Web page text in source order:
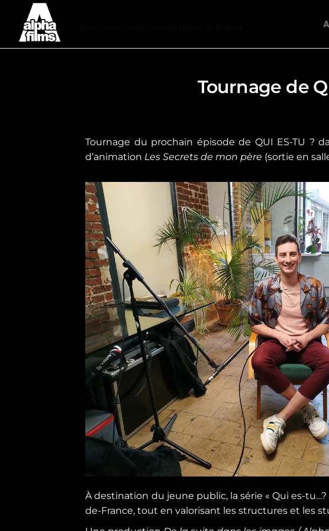
Tournage de
Tournage du prochain épisode de QUI ES-TU ?
d’animation Les Secrets de mon père (sortie en
À destination du jeune public, la série « Qui es-
de-France, tout en valorisant les structures et les